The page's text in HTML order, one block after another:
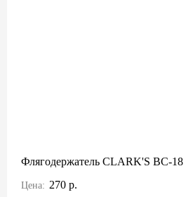
Флягодержатель CLARK'S BC-18
Цена: 270 р.